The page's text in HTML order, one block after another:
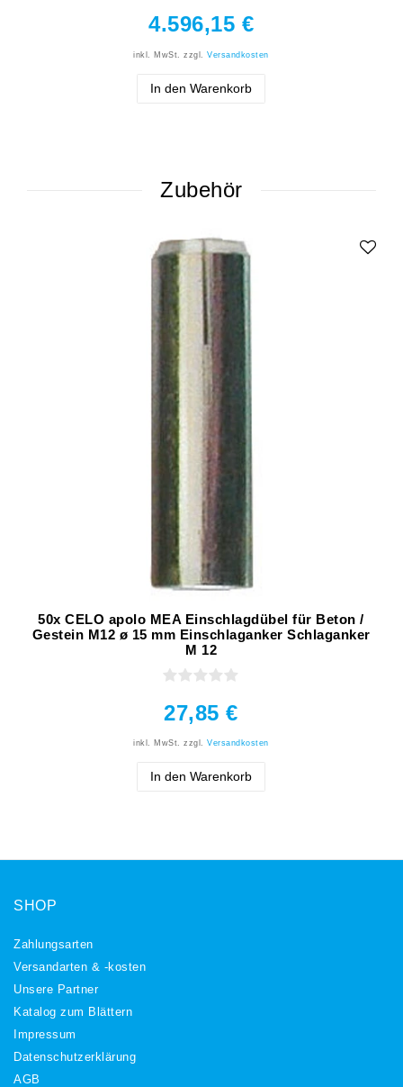
4.596,15 €
inkl. MwSt. zzgl.Versandkosten
In den Warenkorb
Zubehör
50x CELO apolo MEA Einschlagdübel für Beton /
Gestein M12 ø 15 mm Einschlaganker Schlaganker
M 12
27,85 €
inkl. MwSt. zzgl.Versandkosten
In den Warenkorb
SHOP
Zahlungsarten
Versandarten & -kosten
Unsere Partner
Katalog zum Blättern
Impressum
Daten­schutz­erklärung
AGB